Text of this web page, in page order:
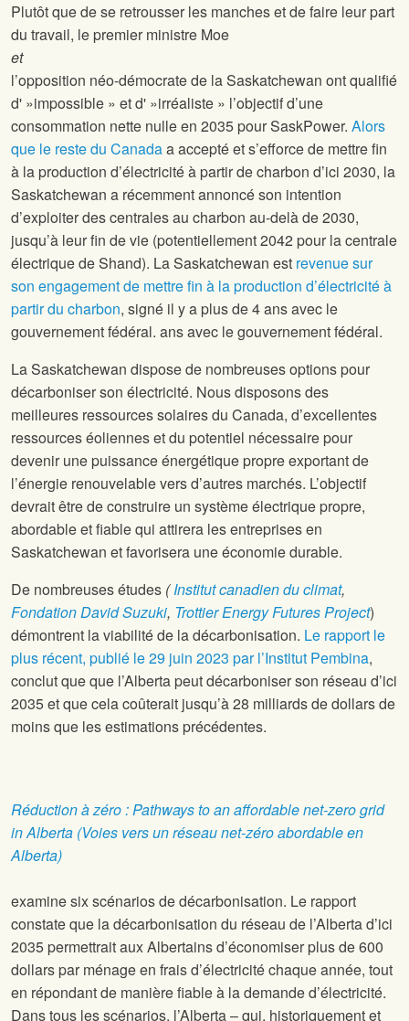
Plutôt que de se retrousser les manches et de faire leur part
du travail, le premier ministre Moe
et
l’opposition néo-démocrate de la Saskatchewan ont qualifié
d' »impossible » et d' »irréaliste » l’objectif d’une
consommation nette nulle en 2035 pour SaskPower. Alors
que le reste du Canadaa accepté et s’efforce de mettre fin
à la production d’électricité à partir de charbon d’ici 2030, la
Saskatchewan a récemment annoncé son intention
d’exploiter des centrales au charbon au-delà de 2030,
jusqu’à leur fin de vie (potentiellement 2042 pour la centrale
électrique de Shand). La Saskatchewan est revenue sur
son engagement de mettre fin à la production d’électricité à
partir du charbon, signé il y a plus de 4 ans avec le
gouvernement fédéral. ans avec le gouvernement fédéral.
La Saskatchewan dispose de nombreuses options pour
décarboniser son électricité. Nous disposons des
meilleures ressources solaires du Canada, d’excellentes
ressources éoliennes et du potentiel nécessaire pour
devenir une puissance énergétique propre exportant de
l’énergie renouvelable vers d’autres marchés. L’objectif
devrait être de construire un système électrique propre,
abordable et fiable qui attirera les entreprises en
Saskatchewan et favorisera une économie durable.
De nombreuses études (Institut canadien du climat,
Fondation David Suzuki, Trottier Energy Futures Project)
démontrent la viabilité de la décarbonisation. Le rapport le
plus récent, publié le 29 juin 2023 par l’Institut Pembina,
conclut queque l’Alberta peut décarboniser son réseau d’ici
2035 et que cela coûterait jusqu’à 28 milliards de dollars de
moins que les estimations précédentes.
Réduction à zéro : Pathways to an affordable net-zero grid
in Alberta (Voies vers un réseau net-zéro abordable en
Alberta)
examine six scénarios de décarbonisation. Le rapport
constate que la décarbonisation du réseau de l’Alberta d’ici
2035 permettrait aux Albertains d’économiser plus de 600
dollars par ménage en frais d’électricité chaque année, tout
en répondant de manière fiable à la demande d’électricité.
Dans tous les scénarios, l’Alberta – qui, historiquement et